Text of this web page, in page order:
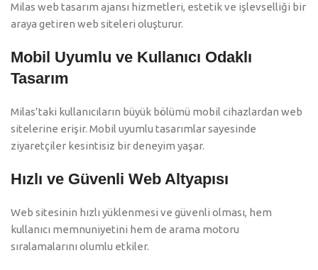
Milas web tasarım ajansı hizmetleri, estetik ve işlevselliği bir
araya getiren web siteleri oluşturur.
Mobil Uyumlu ve Kullanıcı Odaklı
Tasarım
Milas’taki kullanıcıların büyük bölümü mobil cihazlardan web
sitelerine erişir. Mobil uyumlu tasarımlar sayesinde
ziyaretçiler kesintisiz bir deneyim yaşar.
Hızlı ve Güvenli Web Altyapısı
Web sitesinin hızlı yüklenmesi ve güvenli olması, hem
kullanıcı memnuniyetini hem de arama motoru
sıralamalarını olumlu etkiler.